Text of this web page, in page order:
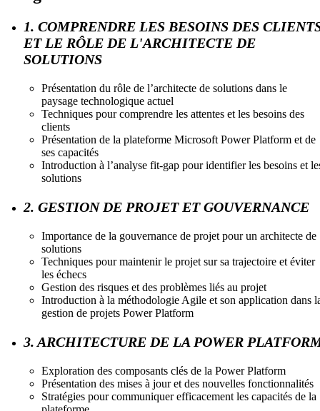
1. COMPRENDRE LES BESOINS DES
ET LE RÔLE DE L'ARCHITECTE DE
SOLUTIONS
Présentation du rôle de l’architecte de solutions dans le
paysage technologique actuel
Techniques pour comprendre les attentes et les besoins des
clients
Présentation de la plateforme Microsoft Power Platform et de
ses capacités
Introduction à l’analyse fit-gap pour identifier les besoins et
solutions
2. GESTION DE PROJET ET GOUVERNANCE
Importance de la gouvernance de projet pour un architecte de
solutions
Techniques pour maintenir le projet sur sa trajectoire et éviter
les échecs
Gestion des risques et des problèmes liés au projet
Introduction à la méthodologie Agile et son application dans
gestion de projets Power Platform
3. ARCHITECTURE DE LA POWER
Exploration des composants clés de la Power Platform
Présentation des mises à jour et des nouvelles fonctionnalités
Stratégies pour communiquer efficacement les capacités de la